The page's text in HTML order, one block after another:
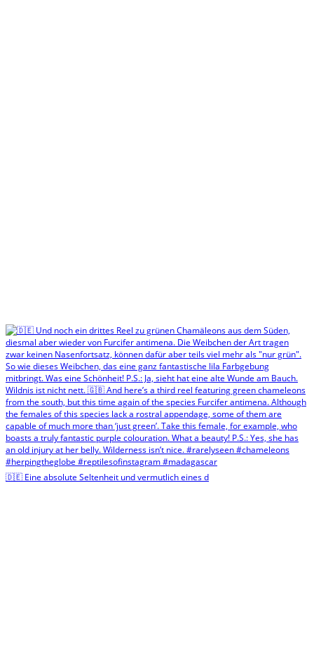
🇩🇪 Eine absolute Seltenheit und vermutlich eines d